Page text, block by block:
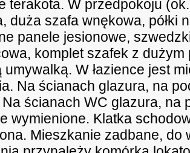
terakota. W przedpokoju
duża szafa wnękowa, półki
panele jesionowe,
komplet szafek z
umywalką. W łazience jest
Na ścianach glazura, na
ścianach WC glazura, na
wymienione. Klatka
Mieszkanie zadbane, do